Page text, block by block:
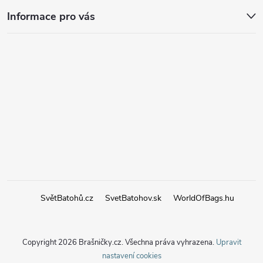
Informace pro vás
SvětBatohů.cz SvetBatohov.sk WorldOfBags.hu
Copyright 2026 Brašničky.cz. Všechna práva vyhrazena. Upravit
nastavení cookies